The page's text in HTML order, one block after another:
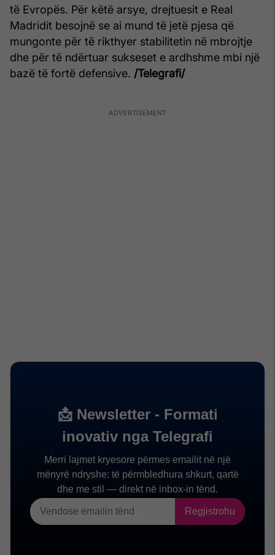
të Evropës. Për këtë arsye, drejtuesit e Real
Madridit besojnë se ai mund të jetë pjesa që
mungonte për të rikthyer stabilitetin në mbrojtje
dhe për të ndërtuar sukseset e ardhshme mbi një
bazë të fortë defensive. /Telegrafi/